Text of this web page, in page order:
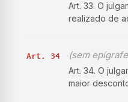
Art. 33. O
realizado de
artístico; IV -
lance, no
Art. 34 (sem
Art. 34. O
maior